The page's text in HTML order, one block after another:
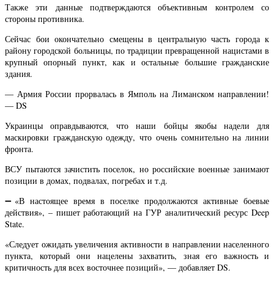
Также эти данные подтверждаются объективным контролем со
стороны противника.
Сейчас бои окончательно смещены в центральную часть города к
району городской больницы, по традиции превращенной нацистами в
крупный опорный пункт, как и остальные большие гражданские
здания.
— Армия России прорвалась в Ямполь на Лиманском направлении!
— DS
Украинцы оправдываются, что наши бойцы якобы надели для
маскировки гражданскую одежду, что очень сомнительно на линии
фронта.
ВСУ пытаются зачистить поселок, но российские военные занимают
позиции в домах, подвалах, погребах и т.д.
➖«В настоящее время в поселке продолжаются активные боевые
действия», – пишет работающий на ГУР аналитический ресурс Deep
State.
«Следует ожидать увеличения активности в направлении населенного
пункта, который они нацелены захватить, зная его важность и
критичность для всех восточнее позиций», — добавляет DS.